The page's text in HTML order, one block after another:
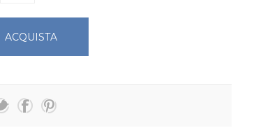
ACQUISTA